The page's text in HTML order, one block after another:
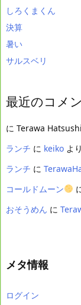
しろくまくん
決算
暑い
サルスベリ
最近のコメ
に Terawa Hatsushi
ランチ に keiko より
ランチ に
コールドムーン
おそうめん に
メタ情報
ログイン